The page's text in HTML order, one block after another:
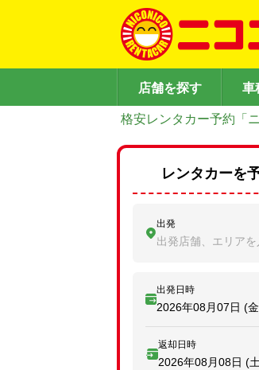
店舗を探す 車
格安レンタカー予約「ニ
レンタカーを
出発
出発店舗、エリアを
出発日時
2026年08月07日 (
返却日時
2026年08月08日 (